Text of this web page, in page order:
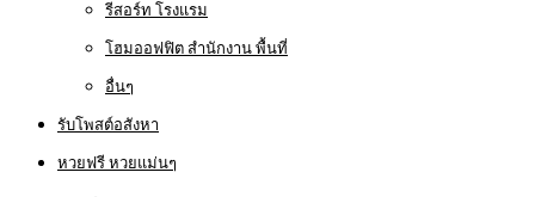
รีสอร์ท โรงแรม
โฮมออฟฟิต สำนักงาน พื้นที่
อื่นๆ
รับโพสต์อสังหา
หวยฟรี หวยแม่นๆ